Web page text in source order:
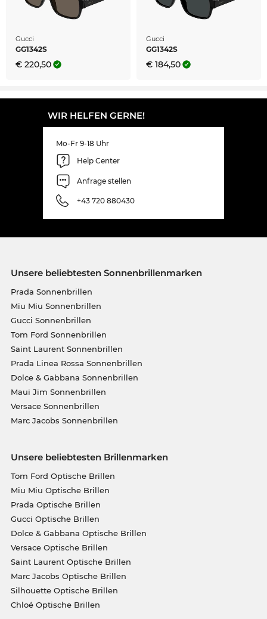
Gucci
GG1342S
€ 220,50
Gucci
GG1342S
€ 184,50
WIR HELFEN GERNE!
Mo-Fr 9-18 Uhr
Help Center
Anfrage stellen
+43 720 880430
Unsere beliebtesten Sonnenbrillenmarken
Prada Sonnenbrillen
Miu Miu Sonnenbrillen
Gucci Sonnenbrillen
Tom Ford Sonnenbrillen
Saint Laurent Sonnenbrillen
Prada Linea Rossa Sonnenbrillen
Dolce & Gabbana Sonnenbrillen
Maui Jim Sonnenbrillen
Versace Sonnenbrillen
Marc Jacobs Sonnenbrillen
Unsere beliebtesten Brillenmarken
Tom Ford Optische Brillen
Miu Miu Optische Brillen
Prada Optische Brillen
Gucci Optische Brillen
Dolce & Gabbana Optische Brillen
Versace Optische Brillen
Saint Laurent Optische Brillen
Marc Jacobs Optische Brillen
Silhouette Optische Brillen
Chloé Optische Brillen